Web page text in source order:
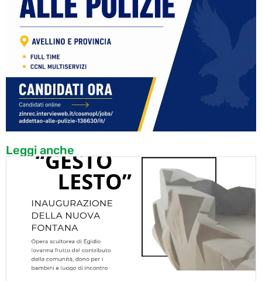
Leggi anche